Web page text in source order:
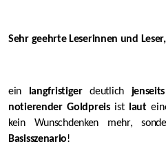
Sehr geehrte Leserinnen und Leser,
ein langfristigerdeutlich
notierender Goldpreisist laut
kein Wunschdenken mehr,
Basisszenario!